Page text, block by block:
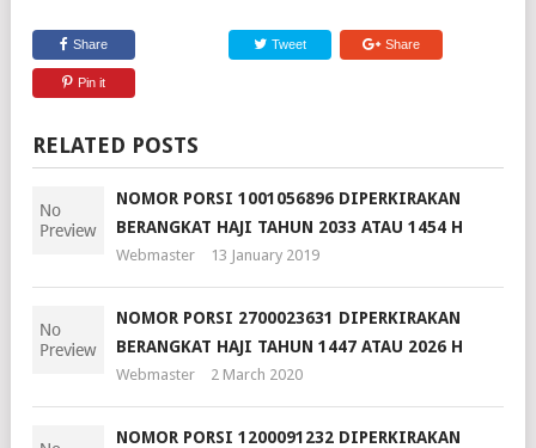
Share Tweet Share
Pin it
RELATED POSTS
NOMOR PORSI 1001056896 DIPERKIRAKAN
BERANGKAT HAJI TAHUN 2033 ATAU 1454 H
Webmaster 13 January 2019
NOMOR PORSI 2700023631 DIPERKIRAKAN
BERANGKAT HAJI TAHUN 1447 ATAU 2026 H
Webmaster 2 March 2020
NOMOR PORSI 1200091232 DIPERKIRAKAN